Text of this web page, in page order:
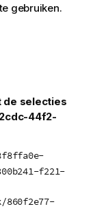
gebruiken.
de selecties
44f2-
f221-
860f2e77-